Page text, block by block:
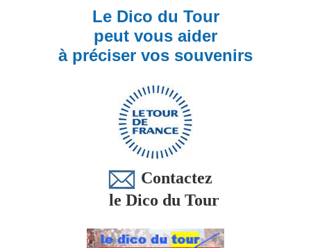
Le Dico du Tour
peut vous aider
à préciser vos souvenirs
Contactez
le Dico du Tour